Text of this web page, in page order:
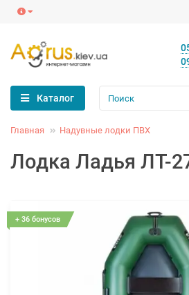
Каталог
Главная Надувные лодки ПВХ
Лодка Ладья ЛТ-
+ 36 бонусов